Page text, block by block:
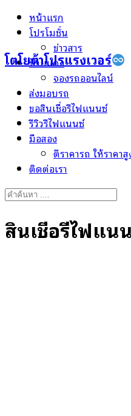
Skip
โตโยต้าโปรแรงเวอร์
หน้าแรก
โปรโมชั่น
ข่าวสาร
ป้ายแดง
จองรถออนไลน์
ส่งมอบรถ
ขอสินเชื่อรีไฟแนนซ์
รีวิวรีไฟแนนซ์
มือสอง
ตีราคารถ ให้ราคาสู
ติดต่อเรา
Search
สินเชื่อรีไฟแน